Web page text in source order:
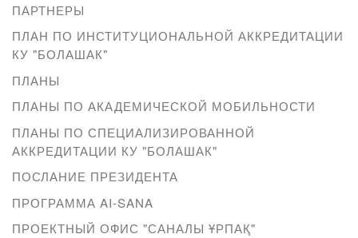
ПАРТНЕРЫ
ПЛАН ПО ИНСТИТУЦИОНАЛЬНОЙ АККРЕДИТАЦИИ
КУ "БОЛАШАК"
ПЛАНЫ
ПЛАНЫ ПО АКАДЕМИЧЕСКОЙ МОБИЛЬНОСТИ
ПЛАНЫ ПО СПЕЦИАЛИЗИРОВАННОЙ
АККРЕДИТАЦИИ КУ "БОЛАШАК"
ПОСЛАНИЕ ПРЕЗИДЕНТА
ПРОГРАММА AI-SANA
ПРОЕКТНЫЙ ОФИС "САНАЛЫ ҰРПАҚ"